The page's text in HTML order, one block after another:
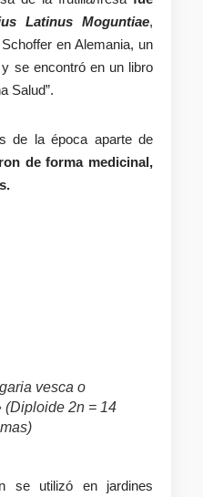
Latinus Moguntiae,
en Alemania, un
se encontró en un libro
Salud”.
de la época aparte de
de forma medicinal,
vescao
(Diploide 2n = 14
se utilizó en jardines